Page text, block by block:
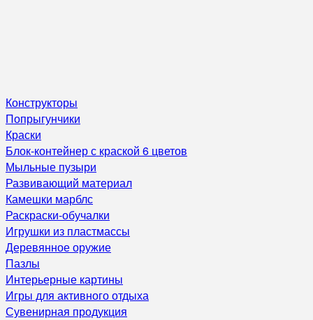
Конструкторы
Попрыгунчики
Краски
Блок-контейнер с краской 6 цветов
Мыльные пузыри
Развивающий материал
Камешки марблс
Раскраски-обучалки
Игрушки из пластмассы
Деревянное оружие
Пазлы
Интерьерные картины
Игры для активного отдыха
Сувенирная продукция